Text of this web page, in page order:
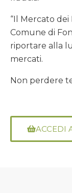
“Il Mercato dei
Comune di
riportare alla
mercati.
Non perdere
ACCEDI